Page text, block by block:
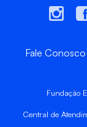
Fale Conosco
Fundação
Central de